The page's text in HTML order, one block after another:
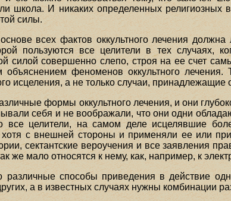
школа. И никаких определенных религиозных
силы.
всех фактов оккультного лечения должна
пользуются все целители в тех случаях,
силой совершенно слепо, строя на ее счет
феноменов оккультного лечения.
исцеления, а не только случаи, принадлежащие
формы оккультного лечения, и они
себя и не воображали, что они одни
целители, на самом деле исцелявшие
с внешней стороны и применяли ее или
сектантские вероучения и все заявления
же мало относятся к нему, как, например, к
различные способы приведения в действие
а в известных случаях нужны комбинации